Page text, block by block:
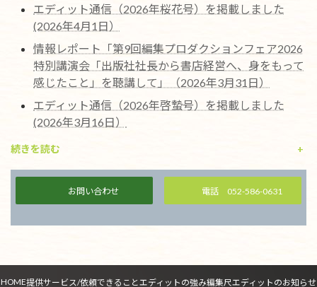
エディット通信（2026年桜花号）を掲載しました
(2026年4月1日）
情報レポート「第9回編集プロダクションフェア2026
特別講演会「出版社社長から書店経営へ、身をもって
感じたこと」を聴講して」（2026年3月31日）
エディット通信（2026年啓蟄号）を掲載しました
(2026年3月16日）
続きを読む +
お問い合わせ 電話 052-586-0631
HOME提供サービス/依頼できることエディットの強み編集尺エディットのお知らせ